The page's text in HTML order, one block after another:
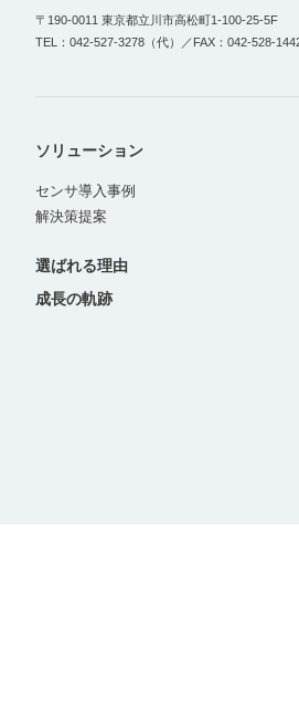
〒190-0011 東京都立川市高松町1-100-25-5F
TEL：042-527-3278（代）／FAX：042-528-
ソリューション
センサ導入事例
解決策提案
選ばれる理由
成長の軌跡